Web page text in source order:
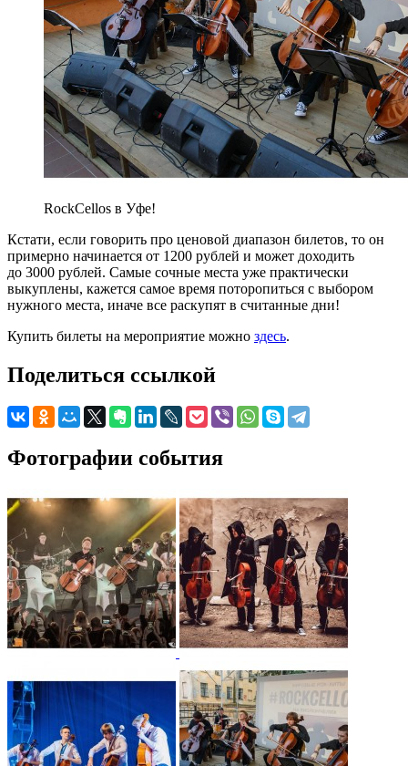
RockCellos в Уфе!
Кстати, если говорить про ценовой диапазон билетов, то он
примерно начинается от 1200 рублей и может доходить
до 3000 рублей. Самые сочные места уже практически
выкуплены, кажется самое время поторопиться с выбором
нужного места, иначе все раскупят в считанные дни!
Купить билеты на мероприятие можно здесь.
Поделиться ссылкой
Фотографии события